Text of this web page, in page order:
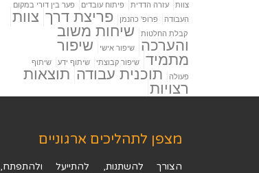
צוות
עזרה הדדית פיתוח עובדים
פער בין דורי במקום
העבודה
פרופ' כהנמן פריצת דרך צוות
קבלת החלטות
שיחות משוב
והערכה
שיפור אישי
שיפור
מתמיד
שיפור קבוצתי שיתוף ידע
שיתוף
פעולה
תוכנית עבודה תוצאות
רצויות
מצפן לתהליכים ארגוניים
הצורך להשתנות, להתייעל ולהתפתח,